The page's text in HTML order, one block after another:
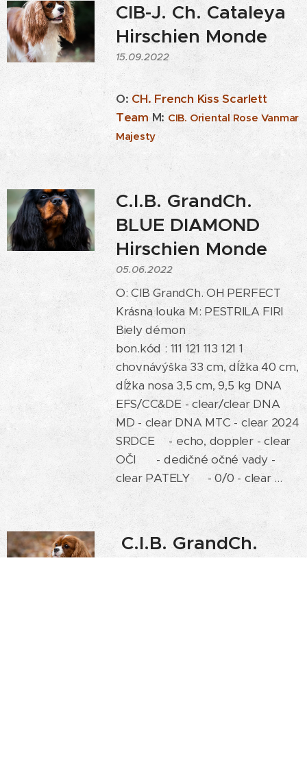
CIB-J. Ch. Cataleya
Hirschien Monde
15.09.2022
O: CH. French Kiss Scarlett
Team M: CIB. Oriental Rose Vanmar
Majesty
C.I.B. GrandCh.
BLUE DIAMOND
Hirschien Monde
05.06.2022
O: CIB GrandCh. OH PERFECT
Krásna louka M: PESTRILA FIRI
Biely démon
bon.kód : 111 121 113 121 1
chovnávýška 33 cm, dĺžka 40 cm,
dĺžka nosa 3,5 cm, 9,5 kg DNA
EFS/CC&DE - clear/clear DNA
MD - clear DNA MTC - clear 2024
SRDCE💖- echo, doppler - clear
OČI 👀 - dedičné očné vady -
clear PATELY 🦵- 0/0 - clear ...
C.I.B. GrandCh.